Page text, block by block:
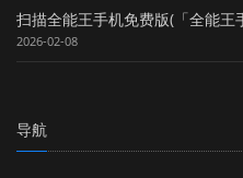
扫描全能王手机免费版(「全能王
2026-02-08
导航